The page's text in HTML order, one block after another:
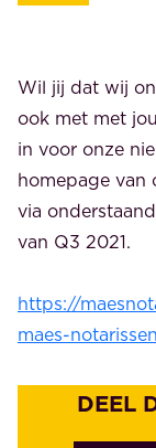
Wil jij dat wij
ook met met
in voor onze
homepage van
via
van Q3 2021.
https://
maes-
DEEL